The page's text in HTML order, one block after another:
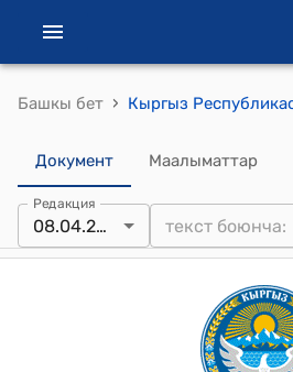
Башкы бет ›
Документ Маалыматтар
Редакция
08.04.2026